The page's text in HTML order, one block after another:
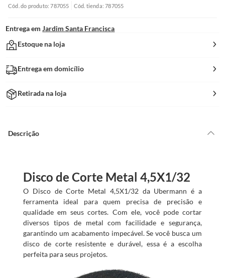
Cód. do produto: 787055 Cód. tienda: 787055
Entrega em Jardim Santa Francisca
Estoque na loja
Entrega em domicílio
Retirada na loja
Descrição
Disco de Corte Metal 4,5X1/32
O Disco de Corte Metal 4,5X1/32 da Ubermann é a
ferramenta ideal para quem precisa de precisão e
qualidade em seus cortes. Com ele, você pode cortar
diversos tipos de metal com facilidade e segurança,
garantindo um acabamento impecável. Se você busca um
disco de corte resistente e durável, essa é a escolha
perfeita para seus projetos.